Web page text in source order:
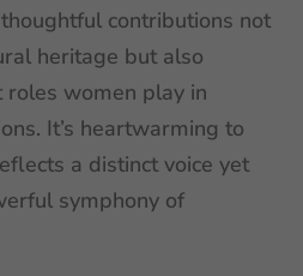
contributions not
heritage but also
women play in
It’s heartwarming to
a distinct voice yet
symphony of